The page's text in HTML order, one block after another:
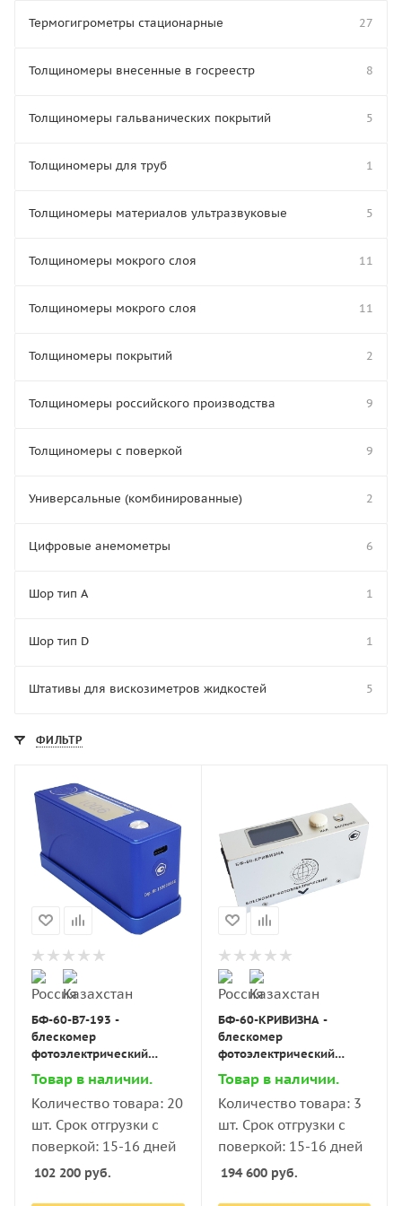
Термогигрометры стационарные 27
Толщиномеры внесенные в госреестр 8
Толщиномеры гальванических покрытий 5
Толщиномеры для труб 1
Толщиномеры материалов ультразвуковые 5
Толщиномеры мокрого слоя 11
Толщиномеры мокрого слоя 11
Толщиномеры покрытий 2
Толщиномеры российского производства 9
Толщиномеры с поверкой 9
Универсальные (комбинированные) 2
Цифровые анемометры 6
Шор тип A 1
Шор тип D 1
Штативы для вискозиметров жидкостей 5
ФИЛЬТР
БФ-60-В7-193 -
блескомер
фотоэлектрический
одноугловой 60°/60° для
изогнутых поверхностей
с поверкой
Товар в наличии.
Количество товара: 20
шт. Срок отгрузки с
поверкой: 15-16 дней
102 200 руб.
БФ-60-КРИВИЗНА -
блескомер
фотоэлектрический
одноугловой 60°/60° для
изогнутых поверхностей
с поверкой
Товар в наличии.
Количество товара: 3
шт. Срок отгрузки с
поверкой: 15-16 дней
194 600руб.